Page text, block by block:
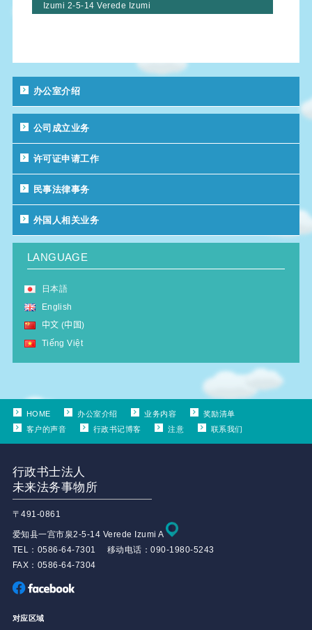
Izumi 2-5-14 Verede Izumi
办公室介绍
公司成立业务
许可证申请工作
民事法律事务
外国人相关业务
LANGUAGE
日本語
English
中文 (中国)
Tiếng Việt
HOME 办公室介绍 业务内容
奖励清单
客户的声音
行政书记博客 注意 联系我们
行政书士法人
未来法务事物所
〒491-0861
爱知县一宫市泉2-5-14 Verede Izumi A
TEL：0586-64-7301 移动电话：090-1980-5243
FAX：0586-64-7304
对应区域